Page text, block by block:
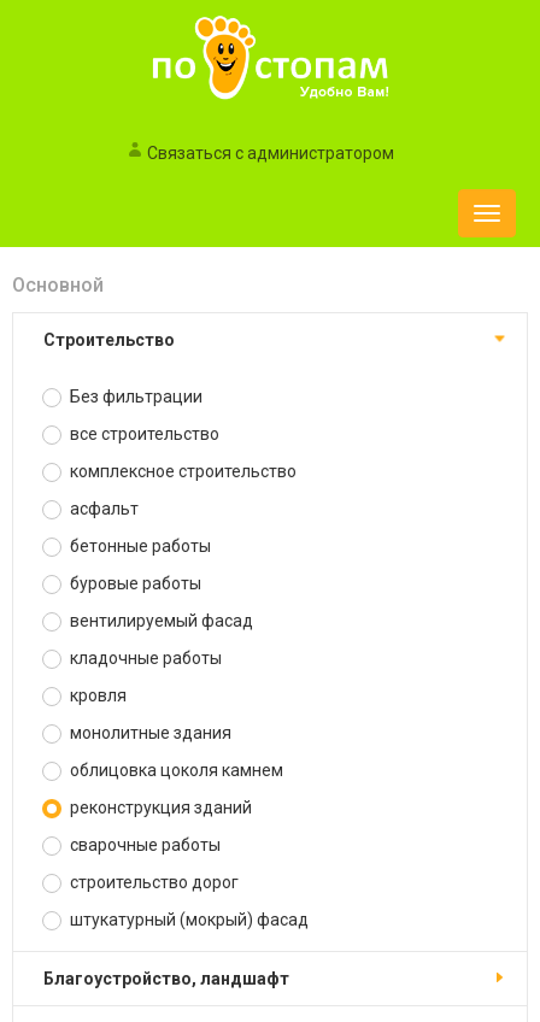
Связаться с администратором
Toggle
Основной
строительство
Без фильтрации
все строительство
комплексное строительство
асфальт
бетонные работы
буровые работы
вентилируемый фасад
кладочные работы
кровля
монолитные здания
облицовка цоколя камнем
реконструкция зданий
сварочные работы
строительство дорог
штукатурный (мокрый) фасад
благоустройство, ландшафт